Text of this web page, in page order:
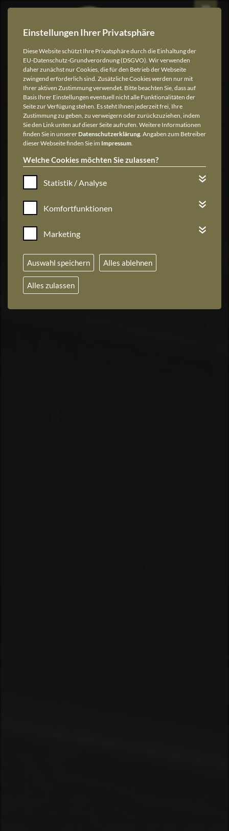
Einstellungen Ihrer Privatsphäre
Diese Website schützt Ihre Privatsphäre durch die Einhaltung der
EU-Datenschutz-Grundverordnung (DSGVO). Wir verwenden
daher zunächst nur Cookies, die für den Betrieb der Webseite
zwingend erforderlich sind. Zusätzliche Cookies werden nur mit
Ihrer aktiven Zustimmung verwendet. Bitte beachten Sie, dass auf
Basis Ihrer Einstellungen eventuell nicht alle Funktionalitäten der
Seite zur Verfügung stehen. Es steht Ihnen jederzeit frei, Ihre
Zustimmung zu geben, zu verweigern oder zurückzuziehen, indem
Sie den Link unten auf dieser Seite aufrufen. Weitere Informationen
finden Sie in unserer Datenschutzerklärung. Angaben zum Betreiber
dieser Webseite finden Sie im Impressum.
Welche Cookies möchten Sie zulassen?
Statistik / Analyse
Komfortfunktionen
Marketing
Auswahl speichern Alles ablehnen
Alles zulassen
Die Schilde-Halle
für Veranstalter
Die richtige Wahl
für Ihre Veranstaltung